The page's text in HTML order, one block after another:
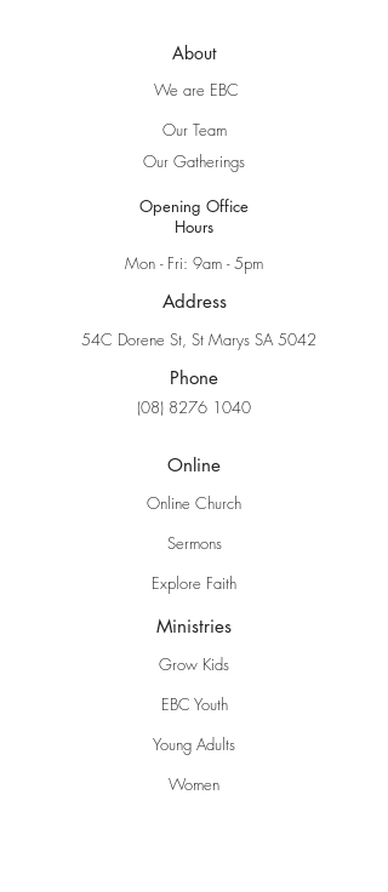
About
We are EBC
Our Team
Our Gatherings
Opening Office
Hours
Mon - Fri: 9am - 5pm
Address
54C Dorene St, St Marys SA 5042
Phone
(08) 8276 1040
Online
Online Church
Sermons
Explore Faith
Ministries
Grow Kids
EBC Youth
Young Adults
Women